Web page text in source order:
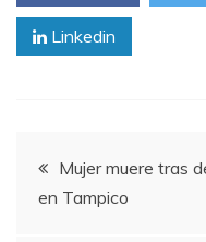
Linkedin
Post
navigation
Mujer muere tras
en Tampico